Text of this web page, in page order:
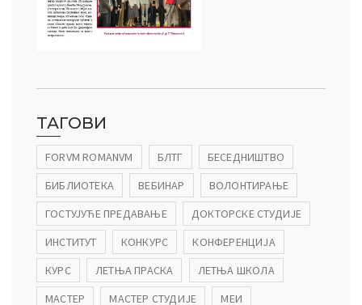
ТАГОВИ
FORVM ROMANVM БЛТГ
БЕСЕДНИШТВО
БИБЛИОТЕКА
ВЕБИНАР
ВОЛОНТИРАЊЕ
ГОСТУЈУЋЕ ПРЕДАВАЊЕ
ДОКТОРСКЕ СТУДИЈЕ
ИНСТИТУТ
КОНКУРС
КОНФЕРЕНЦИЈА
КУРС
ЛЕТЊА ПРАСКА
ЛЕТЊА ШКОЛА
МАСТЕР
МАСТЕР СТУДИЈЕ
МЕИ